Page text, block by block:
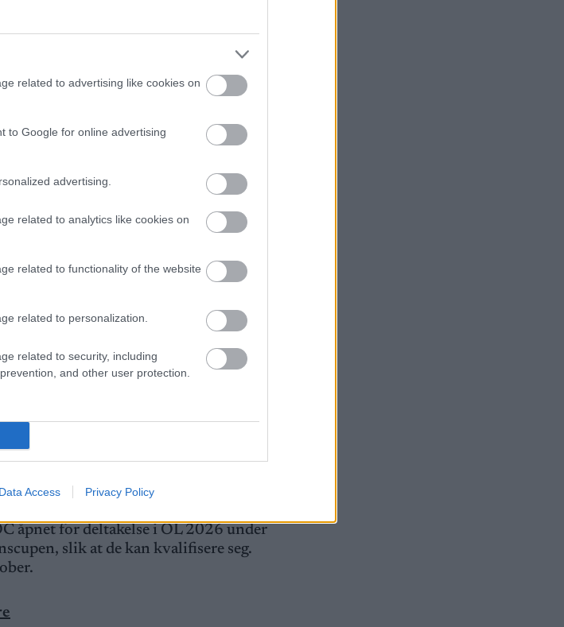
related to advertising like cookies on
to Google for online advertising
advertising.
related to analytics like cookies on
related to functionality of the website
related to personalization.
related to security, including
and other user protection.
Data Access Privacy Policy
åpnet for deltakelse i OL 2026 under
slik at de kan kvalifisere seg.